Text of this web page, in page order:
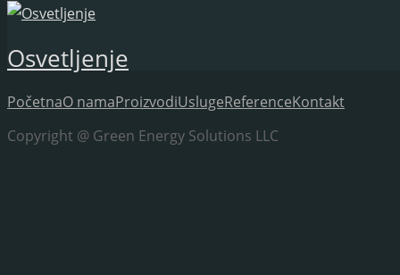
Osvetljenje
PočetnaO namaProizvodiUslugeReferenceKontakt
Copyright @ Green Energy Solutions LLC